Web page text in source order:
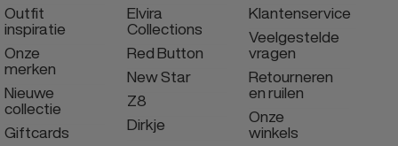
Outfit
inspiratie
Onze
merken
Nieuwe
collectie
Giftcards
Elvira
Collections
Red Button
New Star
Z8
Dirkje
Klantenservice
Veelgestelde
vragen
Retourneren
en ruilen
Onze
winkels